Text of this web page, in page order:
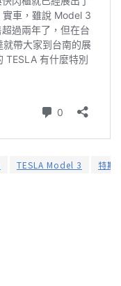
TESLA Model 3 特斯